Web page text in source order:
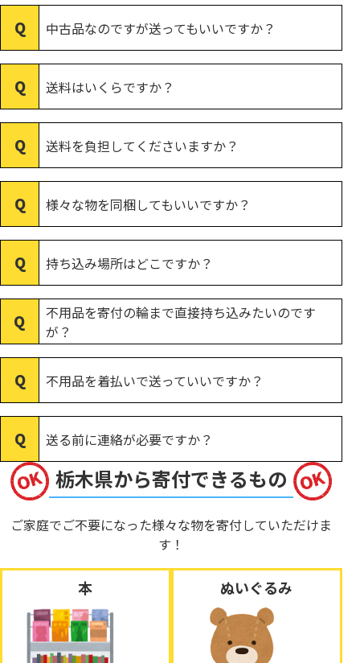
中古品なのですが送ってもいいですか？
送料はいくらですか？
送料を負担してくださいますか？
様々な物を同梱してもいいですか？
持ち込み場所はどこですか？
不用品を寄付の輪まで直接持ち込みたいのです
が？
不用品を着払いで送っていいですか？
送る前に連絡が必要ですか？
栃木県から寄付できるもの
ご家庭でご不要になった様々な物を寄付していただけま
す！
本 ぬいぐるみ